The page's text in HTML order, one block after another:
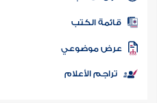
المكتبة
الكتب
موضوعي